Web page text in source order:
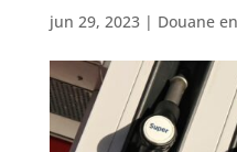
jun 29, 2023| Douane